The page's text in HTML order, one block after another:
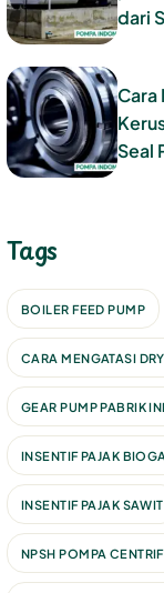
dari
Cara
Seal
Tags
BOILER FEED PUMP
CARA MENGATASI
GEAR PUMP PABRIK
INSENTIF PAJAK
INSENTIF PAJAK SAWIT
NPSH POMPA